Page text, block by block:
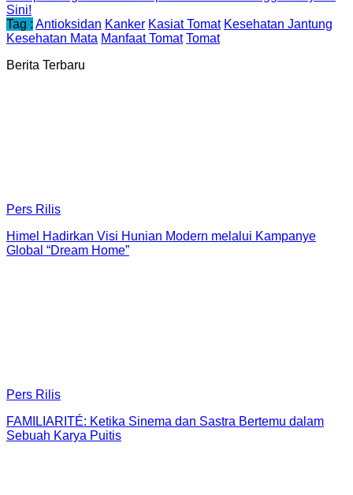
Sini!
Tag : Antioksidan Kanker Kasiat Tomat Kesehatan Jantung
Kesehatan Mata Manfaat Tomat Tomat
Berita Terbaru
Pers Rilis
Himel Hadirkan Visi Hunian Modern melalui Kampanye
Global “Dream Home”
Pers Rilis
FAMILIARITÉ: Ketika Sinema dan Sastra Bertemu dalam
Sebuah Karya Puitis